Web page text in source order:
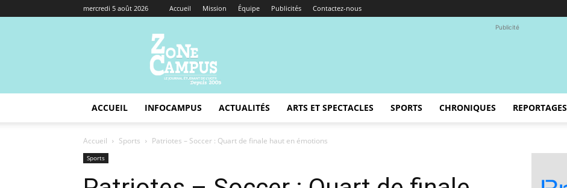
mercredi 5 août 2026 Accueil Mission Équipe Publicités Contactez-nous
Campus
Publicité
ACCUEIL INFOCAMPUS ACTUALITÉS ARTS ET SPECTACLES SPORTS CHRONIQUES REPORTAGES
Accueil Sports Patriotes – Soccer : Quart de finale haut en émotions
Sports